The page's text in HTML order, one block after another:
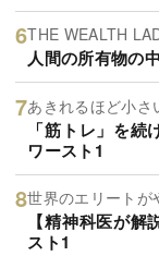
THE WEALTH
人間の所有物の
あきれるほど小さ
「筋トレ」を
ワースト1
世界のエリート
【精神科医が
スト1